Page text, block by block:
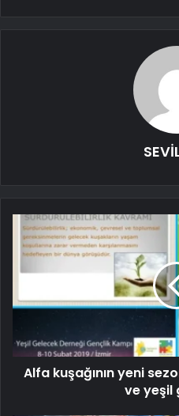
Alfa kuşağının yeni
ve yeşil